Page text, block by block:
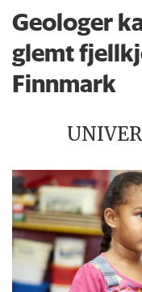
Geologer
glemt
Finnmark